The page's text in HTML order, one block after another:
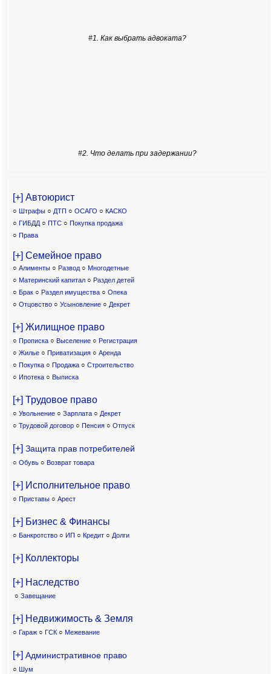
#1. Как выбрать адвоката?
#2. Что делать при задержании?
[+] Автоюрист
○ Штрафы ○ ДТП ○ ОСАГО ○ КАСКО
○ ГИБДД ○ ПТС ○ Покупка продажа
○ Права
[+] Семейное право
○ Алименты ○ Развод ○ Многодетные
○ Материнский капитал○ Раздел детей
○ Брак ○ Раздел имущества ○ Опека
○ Отцовство○ Усыновление ○ Декрет
[+] Жилищное право
○ Прописка ○ Выселение ○ Регистрация
○ Жилье ○ Приватизация ○ Аренда
○ Покупка ○ Продажа ○ Строительство
○ Ипотека ○ Выписка
[+] Трудовое право
○ Увольнение ○ Зарплата ○ Декрет
○ Трудовой договор ○ Пенсия ○ Отпуск
[+] Защита прав потребителей
○ Обувь ○ Возврат товара
[+] Исполнительное право
○ Приставы ○ Арест
[+] Бизнес & Финансы
○ Банкротство ○ ИП ○ Кредит ○ Долги
[+] Коллекторы
[+] Наследство
○ Завещание
[+] Недвижимость & Земля
○ Гараж ○ ГСК ○ Межевание
[+] Административное право
○ Шум